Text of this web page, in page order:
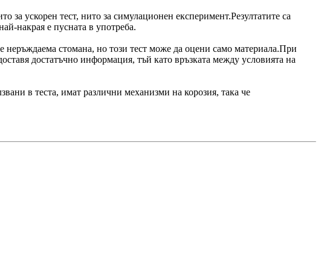
за ускорен тест, нито за симулационен експеримент.Резултатите са
накрая е пусната в употреба.
неръждаема стомана, но този тест може да оцени само материала.При
достатъчно информация, тъй като връзката между условията на
в теста, имат различни механизми на корозия, така че